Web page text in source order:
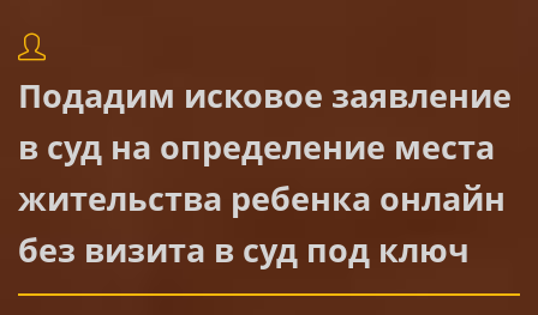
Подадим исковое заявление
в суд на определение места
жительства ребенка онлайн
без визита в суд под ключ